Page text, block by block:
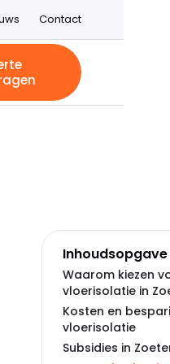
Contact
Inhoudsopgave
Waarom kiezen
vloerisolatie in
Kosten en
vloerisolatie
Subsidies in